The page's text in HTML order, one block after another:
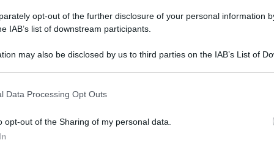
opt-out of the further disclosure of your personal information
IAB’s list of downstream participants.
may also be disclosed by us to third parties on the IAB’s List of
including but not limited to your visit or usage behaviour. You may click
to Google and its third-party tags to use your data for below specified
consent section.
Data Processing Opt Outs
opt-out of the Sharing of my personal data.
politico. In realtà i suoi interessi e le
nell'area di centrodestra. Sin dai